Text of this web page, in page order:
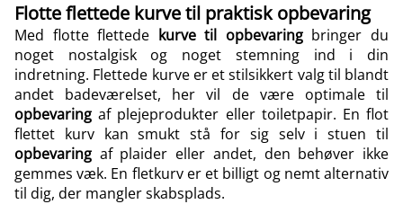
Flotte flettede kurve til praktisk opbevaring
Med flotte flettede kurve til opbevaringbringer du
noget nostalgisk og noget stemning ind i din
indretning. Flettede kurve er et stilsikkert valg til blandt
andet badeværelset, her vil de være optimale til
opbevaring af plejeprodukter eller toiletpapir. En flot
flettet kurv kan smukt stå for sig selv i stuen til
opbevaring af plaider eller andet, den behøver ikke
gemmes væk. En fletkurv er et billigt og nemt alternativ
til dig, der mangler skabsplads.